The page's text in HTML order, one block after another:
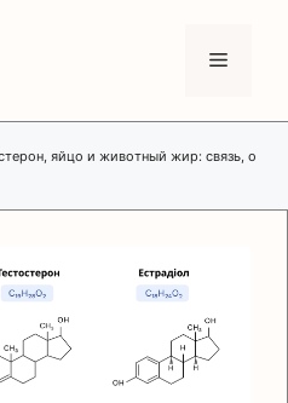
Меню
яйцо и животный жир: связь, о